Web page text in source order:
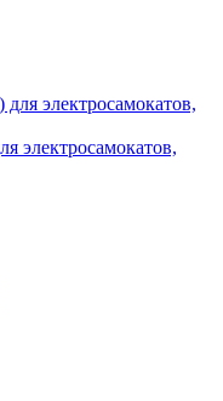
электросамокатов,